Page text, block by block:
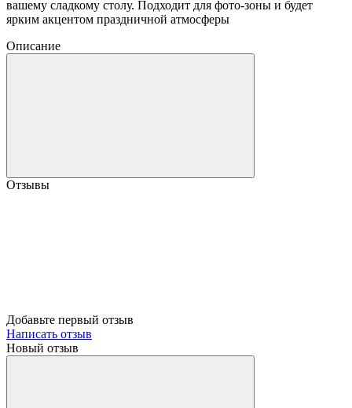
вашему сладкому столу. Подходит для фото-зоны и будет
ярким акцентом праздничной атмосферы
Описание
Отзывы
Добавьте первый отзыв
Написать отзыв
Новый отзыв